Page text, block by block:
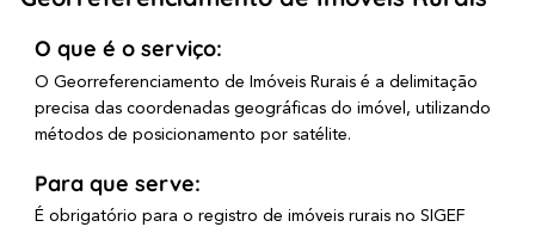
O que é o serviço:
O Georreferenciamento de Imóveis Rurais é a delimitação
precisa das coordenadas geográficas do imóvel, utilizando
métodos de posicionamento por satélite.
Para que serve:
É obrigatório para o registro de imóveis rurais no SIGEF